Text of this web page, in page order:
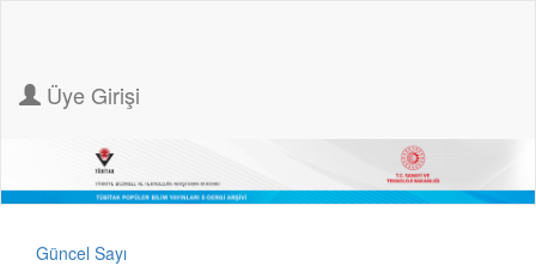
Üye Girişi
Güncel Sayı